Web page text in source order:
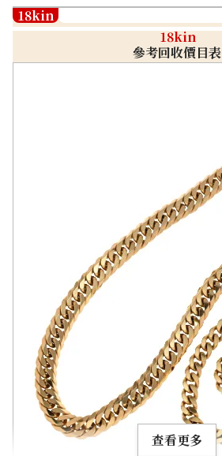
18kin
18kin
參考回收價目表
查看更多